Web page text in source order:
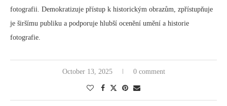
fotografii. Demokratizuje přístup k historickým obrazům, zpřístupňuje
je širšímu publiku a podporuje hlubší ocenění umění a historie
fotografie.
October 13, 2025 0 comment